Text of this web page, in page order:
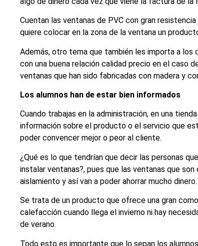
Cuentan las ventanas de PVC con gran
quiere colocar en la zona de la ventana un
Además, otro tema que también les importa a los
con una buena relación calidad precio en el caso
ventanas que han sido fabricadas con madera y
Los alumnos han de estar bien informados
Cuando trabajas en la administración, en una
información sobre el producto o el servicio que
poder convencer mejor o peor al cliente.
¿Qué es lo que tendrían que decir las personas
instalar ventanas?, pues que las ventanas que
aislamiento y así van a poder ahorrar mucho dinero.
Se trata de un producto que ofrece una gran
calefacción cuando llega el invierno ni hay
de verano.
Todo esto es importante que lo sepan los